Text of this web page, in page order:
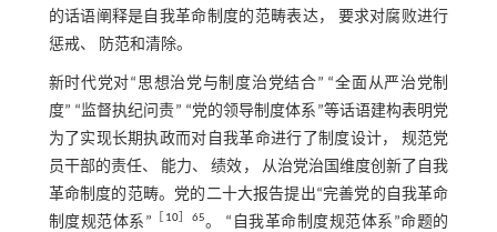
的话语阐释是自我革命制度的范畴表达， 要求对腐败进行
惩戒、 防范和清除。
新时代党对“思想治党与制度治党结合” “全面从严治党制
度” “监督执纪问责” “党的领导制度体系”等话语建构表明党
为了实现长期执政而对自我革命进行了制度设计， 规范党
员干部的责任、 能力、 绩效， 从治党治国维度创新了自我
革命制度的范畴。党的二十大报告提出“完善党的自我革命
制度规范体系”
10］65。 “自我革命制度规范体系”命题的